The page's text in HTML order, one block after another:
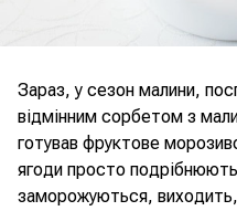
Зараз, у сезон малини,
відмінним сорбетом з
готував фруктове
ягоди просто
заморожуються,